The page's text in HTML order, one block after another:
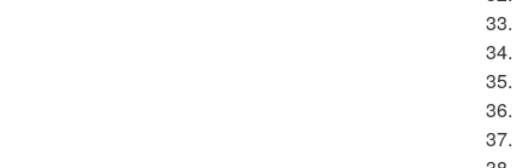
33.
34.
35.
36.
37.